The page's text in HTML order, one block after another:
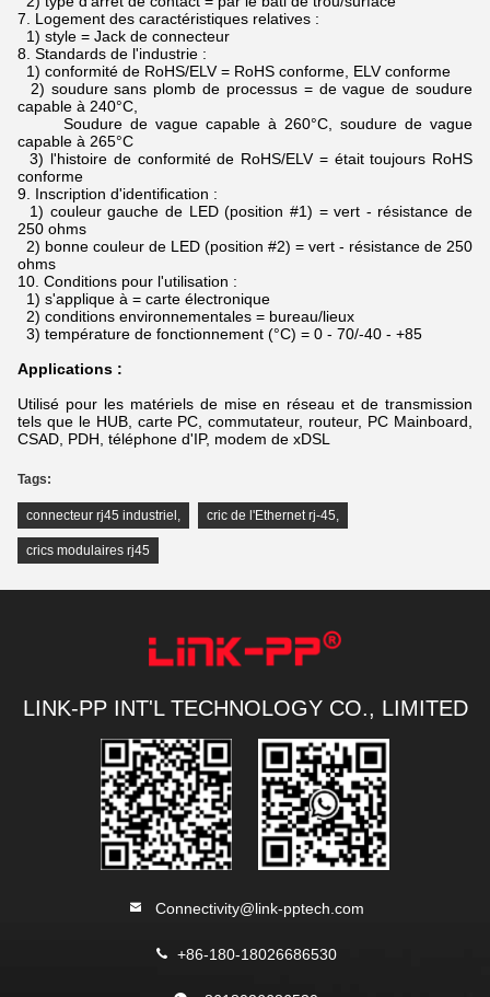
7. Logement des caractéristiques relatives :
1) style = Jack de connecteur
8. Standards de l'industrie :
1) conformité de RoHS/ELV = RoHS conforme, ELV conforme
2) soudure sans plomb de processus = de vague de soudure
capable à 240°C,
Soudure de vague capable à 260°C, soudure de vague
capable à 265°C
3) l'histoire de conformité de RoHS/ELV = était toujours RoHS
conforme
9. Inscription d'identification :
1) couleur gauche de LED (position #1) = vert - résistance de
250 ohms
2) bonne couleur de LED (position #2) = vert - résistance de 250
ohms
10. Conditions pour l'utilisation :
1) s'applique à = carte électronique
2) conditions environnementales = bureau/lieux
3) température de fonctionnement (°C) = 0 - 70/-40 - +85
Applications :
Utilisé pour les matériels de mise en réseau et de transmission
tels que le HUB, carte PC, commutateur, routeur, PC Mainboard,
CSAD, PDH, téléphone d'IP, modem de xDSL
Tags:
connecteur rj45 industriel , cric de l'Ethernet rj-45,
crics modulaires rj45
LINK-PP INT'L TECHNOLOGY CO., LIMITED
Connectivity@link-pptech.com
+86-180-18026686530